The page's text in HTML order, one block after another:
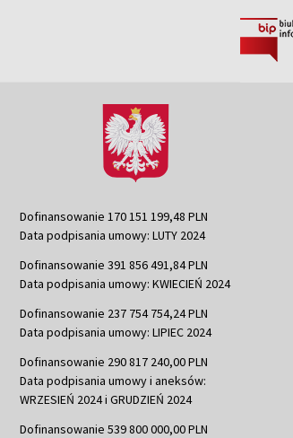
Dofinansowanie 170 151 199,48 PLN
Data podpisania umowy: LUTY 2024
Dofinansowanie 391 856 491,84 PLN
Data podpisania umowy: KWIECIEŃ 2024
Dofinansowanie 237 754 754,24 PLN
Data podpisania umowy: LIPIEC 2024
Dofinansowanie 290 817 240,00 PLN
Data podpisania umowy i aneksów:
WRZESIEŃ 2024 i GRUDZIEŃ 2024
Dofinansowanie 539 800 000,00 PLN